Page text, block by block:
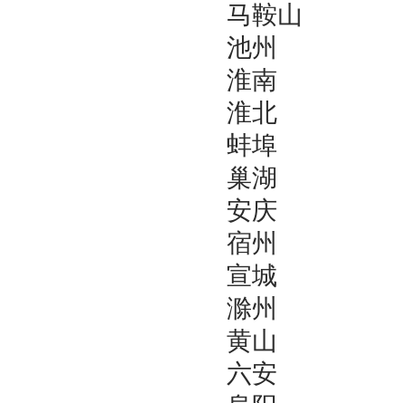
马鞍山
池州
淮南
淮北
蚌埠
巢湖
安庆
宿州
宣城
滁州
黄山
六安